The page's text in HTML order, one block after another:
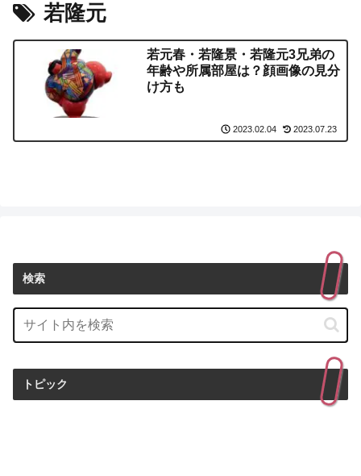
若隆元
若元春・若隆景・若隆元3兄弟の
年齢や所属部屋は？顔画像の見分
け方も
2023.02.04 2023.07.23
検索
トピック